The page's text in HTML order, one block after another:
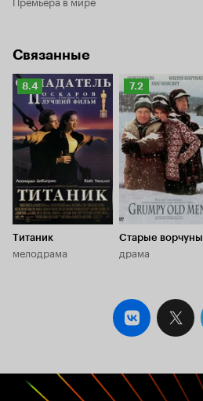
Связанные
Рейтинг
Кинопоиска
8.4
8.4
Титаник
мелодрама
Рейтинг
Кинопоиска
7.2
7.2
Старые ворчуны
драма